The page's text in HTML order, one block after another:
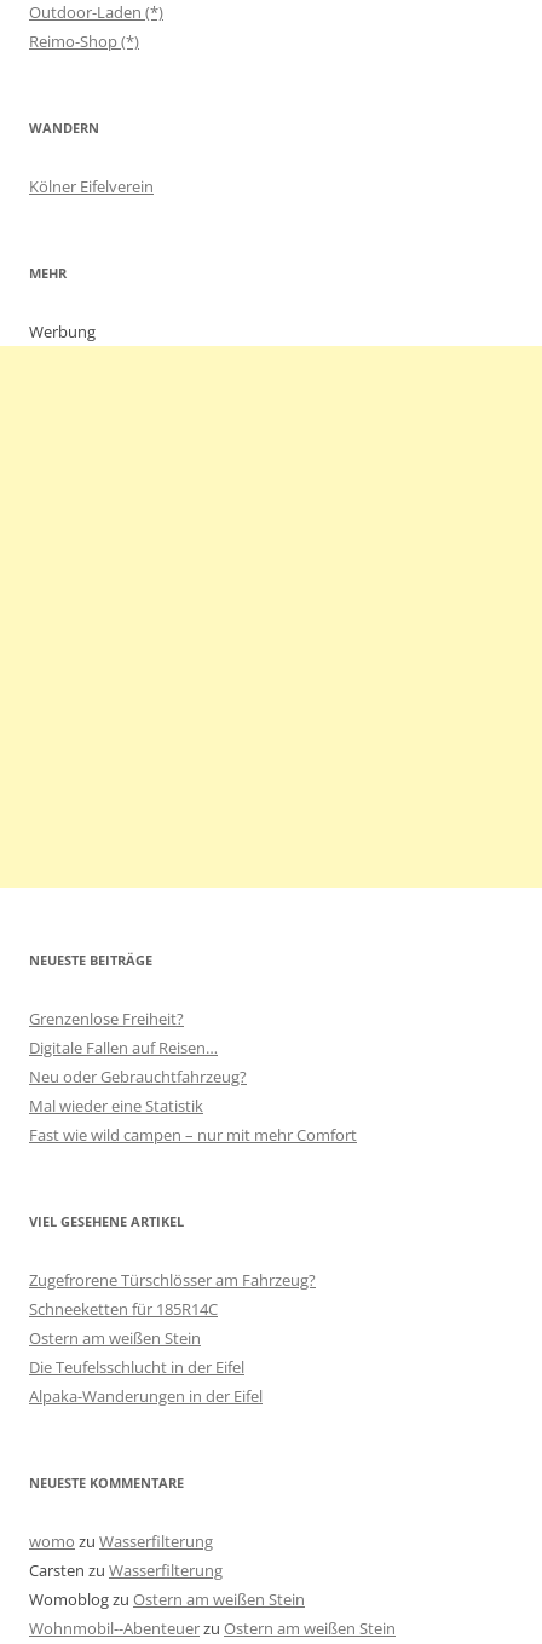
Outdoor-Laden (*)
Reimo-Shop (*)
WANDERN
Kölner Eifelverein
MEHR
Werbung
NEUESTE BEITRÄGE
Grenzenlose Freiheit?
Digitale Fallen auf Reisen…
Neu oder Gebrauchtfahrzeug?
Mal wieder eine Statistik
Fast wie wild campen – nur mit mehr Comfort
VIEL GESEHENE ARTIKEL
Zugefrorene Türschlösser am Fahrzeug?
Schneeketten für 185R14C
Ostern am weißen Stein
Die Teufelsschlucht in der Eifel
Alpaka-Wanderungen in der Eifel
NEUESTE KOMMENTARE
womo zu Wasserfilterung
Carsten zu Wasserfilterung
Womoblogzu Ostern am weißen Stein
Wohnmobil--Abenteuerzu Ostern am weißen Stein